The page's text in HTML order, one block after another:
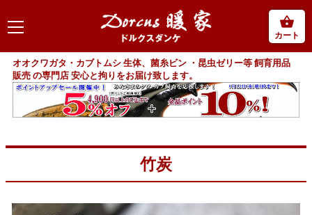
カート
オオクワガタ・カブトムシ 生体、菌糸ビン ・昆虫ゼリー等 飼育用品
販売 の専門店 安心と拘りをお届け致します。
竹炭